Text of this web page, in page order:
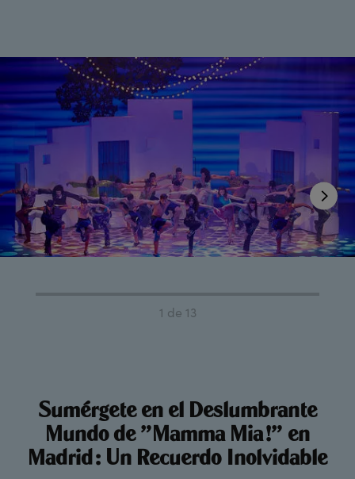
1 de 13
Sumérgete en el Deslumbrante
Mundo de "Mamma Mia!" en
Madrid: Un Recuerdo Inolvidable